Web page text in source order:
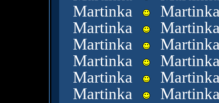
Martinka
Martinka
Martinka
Martinka
Martinka
Martinka